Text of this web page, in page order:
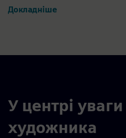
Докладніше
У центрі уваги
художника